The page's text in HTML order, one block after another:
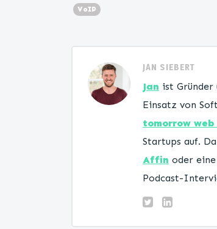
VoIP
JAN SIEBERT
Jan ist
Einsatz von
tomorrow web
Startups auf.
Affin oder
Podcast-